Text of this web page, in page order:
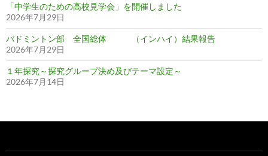
「中学生のための高校見学会」を開催しました
2026年7月29日
バドミントン部 全国総体 （インハイ）結果報告
2026年7月29日
１年探究～探究グループ決め及びテーマ設定～
2026年7月14日